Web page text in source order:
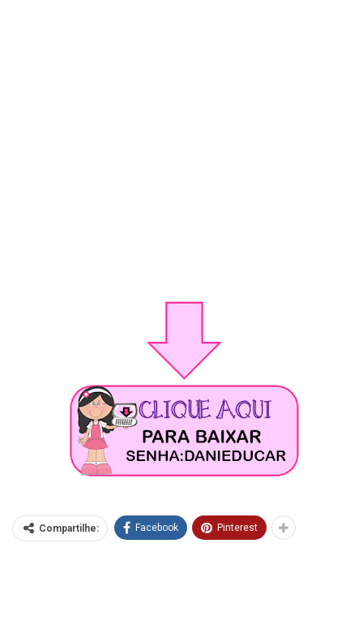
Compartilhe: Facebook Pinterest